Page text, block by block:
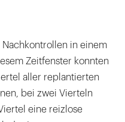
in einem
Zeitfenster konnten
aller replantierten
bei zwei Vierteln
eine reizlose